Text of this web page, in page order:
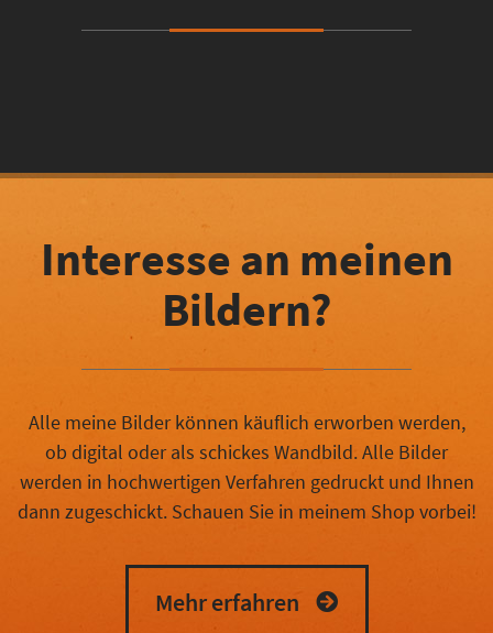
Interesse an meinen
Bildern?
Alle meine Bilder können käuflich erworben werden,
ob digital oder als schickes Wandbild. Alle Bilder
werden in hochwertigen Verfahren gedruckt und Ihnen
dann zugeschickt. Schauen Sie in meinem Shop vorbei!
Mehr erfahren